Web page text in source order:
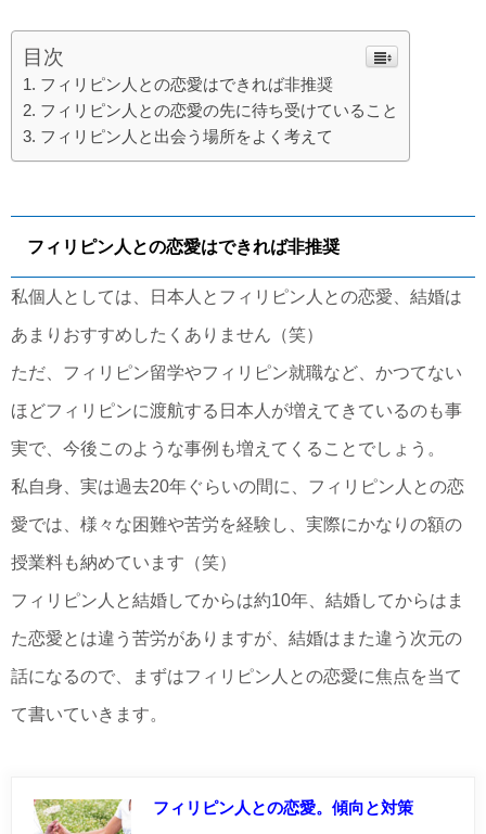
目次
フィリピン人との恋愛はできれば非推奨
フィリピン人との恋愛の先に待ち受けていること
フィリピン人と出会う場所をよく考えて
フィリピン人との恋愛はできれば非推奨
私個人としては、日本人とフィリピン人との恋愛、結婚は
あまりおすすめしたくありません（笑）
ただ、フィリピン留学やフィリピン就職など、かつてない
ほどフィリピンに渡航する日本人が増えてきているのも事
実で、今後このような事例も増えてくることでしょう。
私自身、実は過去20年ぐらいの間に、フィリピン人との恋
愛では、様々な困難や苦労を経験し、実際にかなりの額の
授業料も納めています（笑）
フィリピン人と結婚してからは約10年、結婚してからはま
た恋愛とは違う苦労がありますが、結婚はまた違う次元の
話になるので、まずはフィリピン人との恋愛に焦点を当て
て書いていきます。
フィリピン人との恋愛。傾向と対策